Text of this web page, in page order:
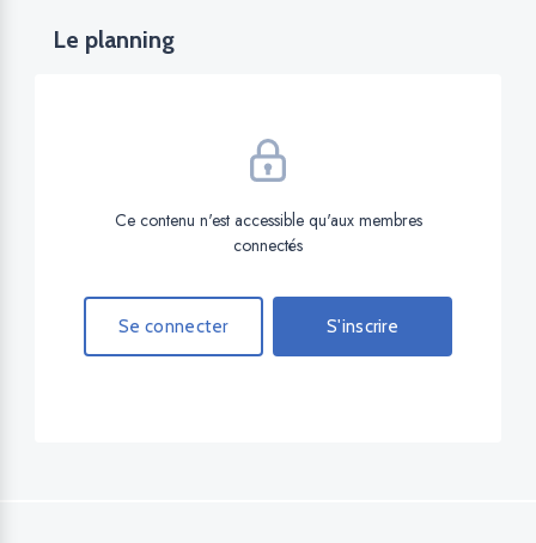
Le planning
Ce contenu n'est accessible qu'aux membres
connectés
Se connecter S'inscrire